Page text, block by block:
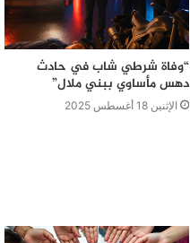
“وفاة شرطي شاب في حادث
دهس مأساوي ببني ملال”
الإثنين 18 أغسطس 2025